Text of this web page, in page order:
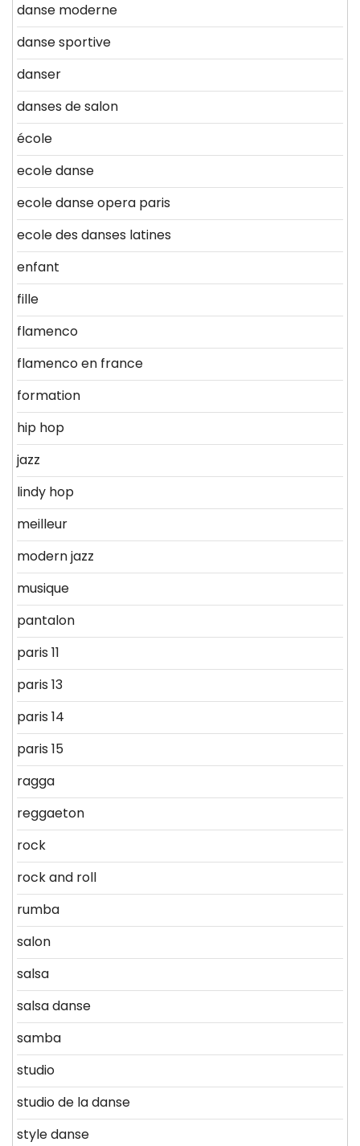
danse moderne
danse sportive
danser
danses de salon
école
ecole danse
ecole danse opera paris
ecole des danses latines
enfant
fille
flamenco
flamenco en france
formation
hip hop
jazz
lindy hop
meilleur
modern jazz
musique
pantalon
paris 11
paris 13
paris 14
paris 15
ragga
reggaeton
rock
rock and roll
rumba
salon
salsa
salsa danse
samba
studio
studio de la danse
style danse